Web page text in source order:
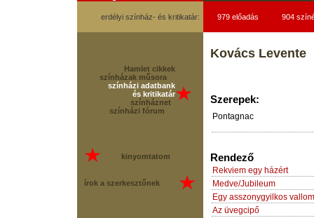
erdélyi színház- és kritikatár: 979 előadás 904
Kovács Levente
Szerepek:
Pontagnac
Rendező
Rekviem egy házért
Medve/Jubileum
Egy asszonygyilkos
Az üvegcipő
Hamlet cikkek
színházak műsora
színházi adatbank
és kritikatár
színháznet
színházi fórum
kinyomtatom
írok a szerkesztőnek